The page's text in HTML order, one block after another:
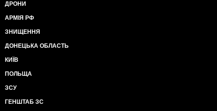
ДРОНИ
АРМІЯ РФ
ЗНИЩЕННЯ
ДОНЕЦЬКА ОБЛАСТЬ
КИЇВ
ПОЛЬЩА
ЗСУ
ГЕНШТАБ ЗС